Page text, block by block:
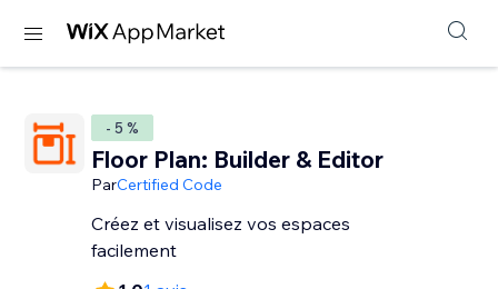
- 5 %
Floor Plan: Builder & Editor
ParCertified Code
Créez et visualisez vos espaces
facilement